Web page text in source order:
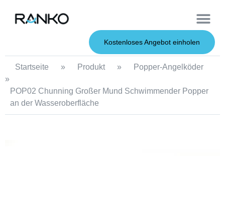
Kostenloses Angebot einholen
Startseite » Produkt »
Popper-Angelköder
»
POP02 Chunning Großer Mund Schwimmender Popper
an der Wasseroberfläche